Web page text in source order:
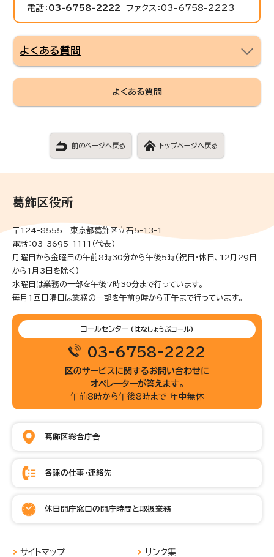
電話： 03-6758-2222 ファクス：03-6758-2223
よくある質問
よくある質問
前のページへ戻る トップページへ戻る
葛飾区役所
〒124-8555 東京都葛飾区立石5-13-1
電話：03-3695-1111（代表）
月曜日から金曜日の午前8時30分から午後5時(祝日・休日、12月29日
から1月3日を除く)
水曜日は業務の一部を午後7時30分まで行っています。
毎月1回日曜日は業務の一部を午前9時から正午まで行っています。
コールセンター (はなしょうぶコール)
03-6758-2222
区のサービスに関するお問い合わせに
オペレーターが答えます。
午前8時から午後8時まで 年中無休
葛飾区総合庁舎
各課の仕事・連絡先
休日開庁窓口の開庁時間と取扱業務
サイトマップ リンク集